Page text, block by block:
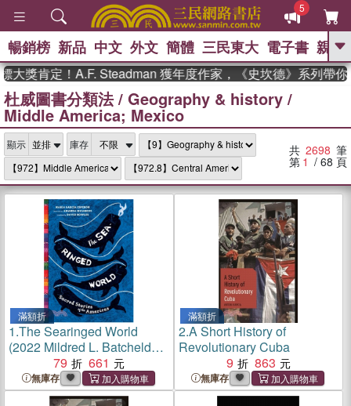
5
GO
熱搜： 東野圭吾 、 高希均教授回憶錄
、 The Odyssey
史是一群喵 、 暑期推薦 、 國際布克
獎 臺灣漫遊錄 、 方念華
台灣的李
登輝時代 、 數學女孩：黎曼猜想 、
偉大的迷走神經
暢銷榜 新品 中文 外文 簡體 三民東大 電子書 親子
定！A.F. Steadman 獲年度作家，《史坎德》系列帶你踏上
杜威圖書分類法/ Geography & history /
Middle America; Mexico
顯示 庫存 共 2698 筆
第 1 / 68 頁
滿額折
1.The Searinged World
(2022 Mildred L. Batchelder
Honor Book)
79 661
無庫存
滿額折
2.A Short History of
Revolutionary Cuba
9
863
無庫存